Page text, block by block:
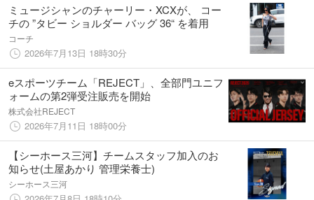
ミュージシャンのチャーリー・XCXが、 コー
チの ”タビー ショルダー バッグ 36“ を着用
コーチ
2026年7月13日 18時30分
eスポーツチーム「REJECT」、全部門ユニフ
ォームの第2弾受注販売を開始
株式会社REJECT
2026年7月11日 18時00分
【シーホース三河】チームスタッフ加入のお
知らせ(土屋あかり 管理栄養士)
シーホース三河